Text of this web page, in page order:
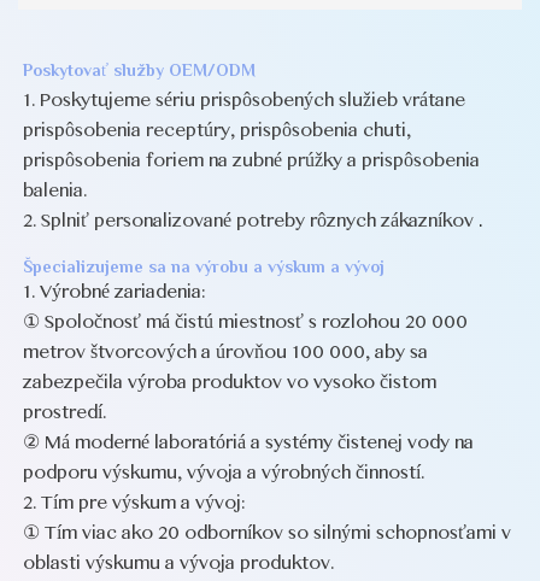
Poskytovať služby OEM/ODM
1. Poskytujeme sériu prispôsobených služieb vrátane
prispôsobenia receptúry, prispôsobenia chuti,
prispôsobenia foriem na zubné prúžky a prispôsobenia
balenia.
2. Splniť personalizované potreby rôznych zákazníkov .
Špecializujeme sa na výrobu a výskum a vývoj
1. Výrobné zariadenia:
① Spoločnosť má čistú miestnosť s rozlohou 20 000
metrov štvorcových a úrovňou 100 000, aby sa
zabezpečila výroba produktov vo vysoko čistom
prostredí.
② Má moderné laboratóriá a systémy čistenej vody na
podporu výskumu, vývoja a výrobných činností.
2. Tím pre výskum a vývoj:
① Tím viac ako 20 odborníkov so silnými schopnosťami v
oblasti výskumu a vývoja produktov.